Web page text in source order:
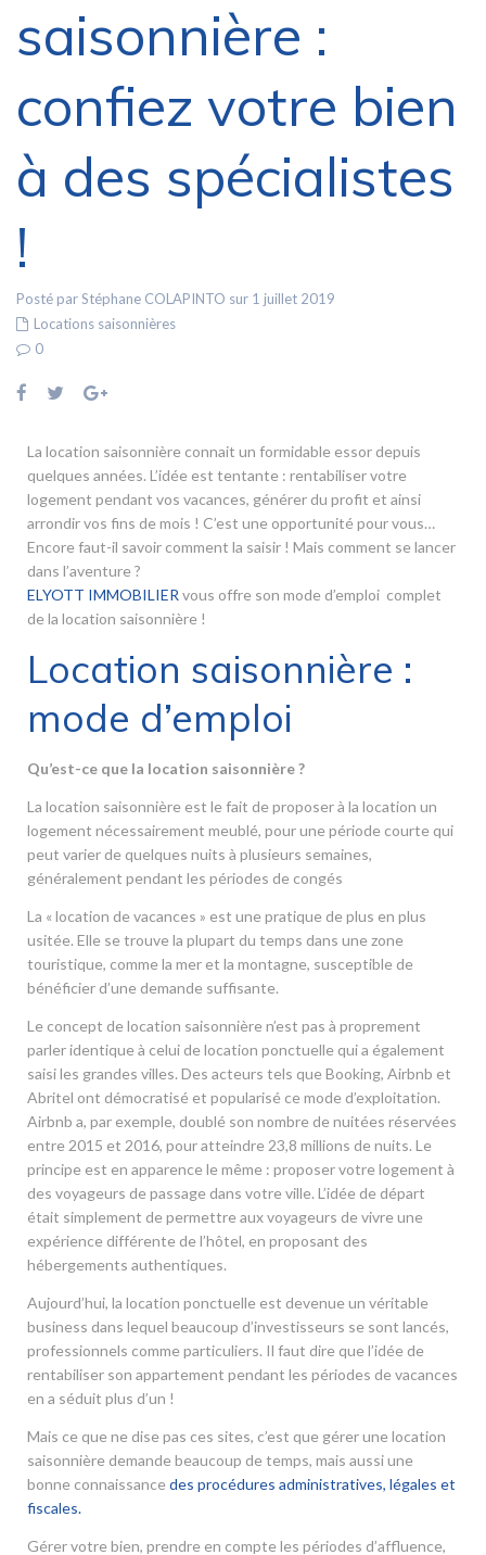
saisonnière :
confiez votre bien
à des spécialistes
!
Posté par Stéphane COLAPINTO sur 1 juillet 2019
Locations saisonnières
0
La location saisonnière connait un formidable essor depuis
quelques années. L’idée est tentante : rentabiliser votre
logement pendant vos vacances, générer du profit et ainsi
arrondir vos fins de mois ! C’est une opportunité pour vous…
Encore faut-il savoir comment la saisir ! Mais comment se lancer
dans l’aventure ?
ELYOTT IMMOBILIER vous offre son mode d’emploi complet
de la location saisonnière !
Location saisonnière :
mode d’emploi
Qu’est-ce que la location saisonnière ?
La location saisonnière est le fait de proposer à la location un
logement nécessairement meublé, pour une période courte qui
peut varier de quelques nuits à plusieurs semaines,
généralement pendant les périodes de congés
La « location de vacances » est une pratique de plus en plus
usitée. Elle se trouve la plupart du temps dans une zone
touristique, comme la mer et la montagne, susceptible de
bénéficier d’une demande suffisante.
Le concept de location saisonnière n’est pas à proprement
parler identique à celui de location ponctuelle qui a également
saisi les grandes villes. Des acteurs tels que Booking, Airbnb et
Abritel ont démocratisé et popularisé ce mode d’exploitation.
Airbnb a, par exemple, doublé son nombre de nuitées réservées
entre 2015 et 2016, pour atteindre 23,8 millions de nuits. Le
principe est en apparence le même : proposer votre logement à
des voyageurs de passage dans votre ville. L’idée de départ
était simplement de permettre aux voyageurs de vivre une
expérience différente de l’hôtel, en proposant des
hébergements authentiques.
Aujourd’hui, la location ponctuelle est devenue un véritable
business dans lequel beaucoup d’investisseurs se sont lancés,
professionnels comme particuliers. Il faut dire que l’idée de
rentabiliser son appartement pendant les périodes de vacances
en a séduit plus d’un !
Mais ce que ne dise pas ces sites, c’est que gérer une location
saisonnière demande beaucoup de temps, mais aussi une
bonne connaissance des procédures administratives, légales et
fiscales.
Gérer votre bien, prendre en compte les périodes d’affluence,